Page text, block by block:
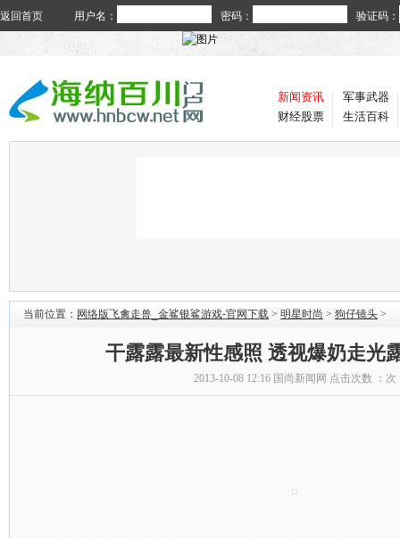
返回首页 用户名： 密码： 验证码：
新闻资讯
财经股票
军事武器
生活百科
当前位置： 网络版飞禽走兽_金鲨银鲨游戏-官网下载 > 明星时尚 > 狗仔镜头 >
干露露最新性感照 透视爆奶走光
2013-10-08 12:16 国尚新闻网 点击次数 ： 次